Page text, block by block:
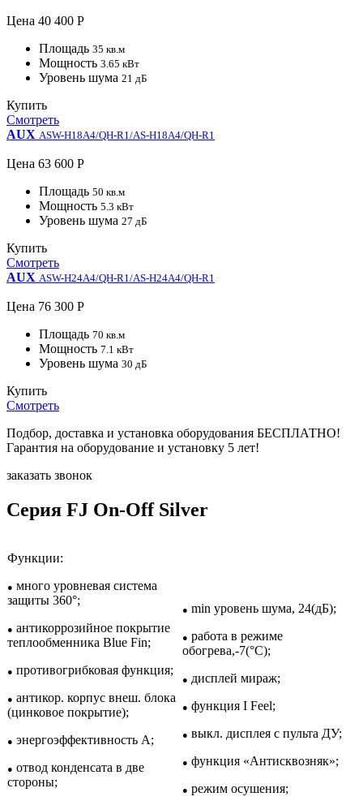
Цена 40 400 Р
Площадь 35 кв.м
Мощность 3.65 кВт
Уровень шума 21 дБ
Купить
Смотреть
AUX ASW-H18A4/QH-R1/AS-H18A4/QH-R1
Цена 63 600 Р
Площадь 50 кв.м
Мощность 5.3 кВт
Уровень шума 27 дБ
Купить
Смотреть
AUX ASW-H24A4/QH-R1/AS-H24A4/QH-R1
Цена 76 300 Р
Площадь 70 кв.м
Мощность 7.1 кВт
Уровень шума 30 дБ
Купить
Смотреть
Подбор, доставка и установка оборудования БЕСПЛАТНО!
Гарантия на оборудование и установку 5 лет!
заказать звонок
Серия FJ On-Off Silver
Функции:
● много уровневая система
защиты 360°;
● антикоррозийное покрытие
теплообменника Blue Fin;
● противогрибковая функция;
● антикор. корпус внеш. блока
(цинковое покрытие);
● энергоэффективность A;
● отвод конденсата в две
стороны;
● min уровень шума, 24(дБ);
● работа в режиме
обогрева,-7(°С);
● дисплей мираж;
● функция I Feel;
● выкл. дисплея с пульта ДУ;
● функция «Антисквозняк»;
● режим осушения;